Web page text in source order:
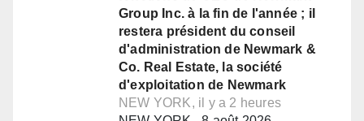
Group Inc. à la fin de l'année ; il
restera président du conseil
d'administration de Newmark &
Co. Real Estate, la société
d'exploitation de Newmark
NEW YORK, il y a 2 heures